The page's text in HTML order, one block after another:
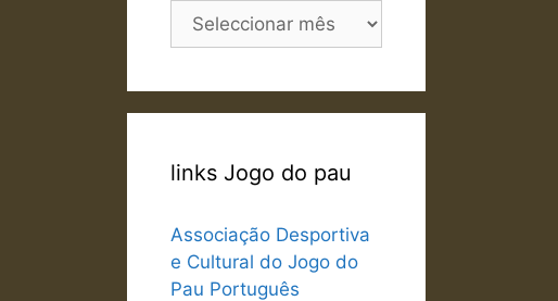
Arquivo
links Jogo do pau
Associação Desportiva
e Cultural do Jogo do
Pau Português